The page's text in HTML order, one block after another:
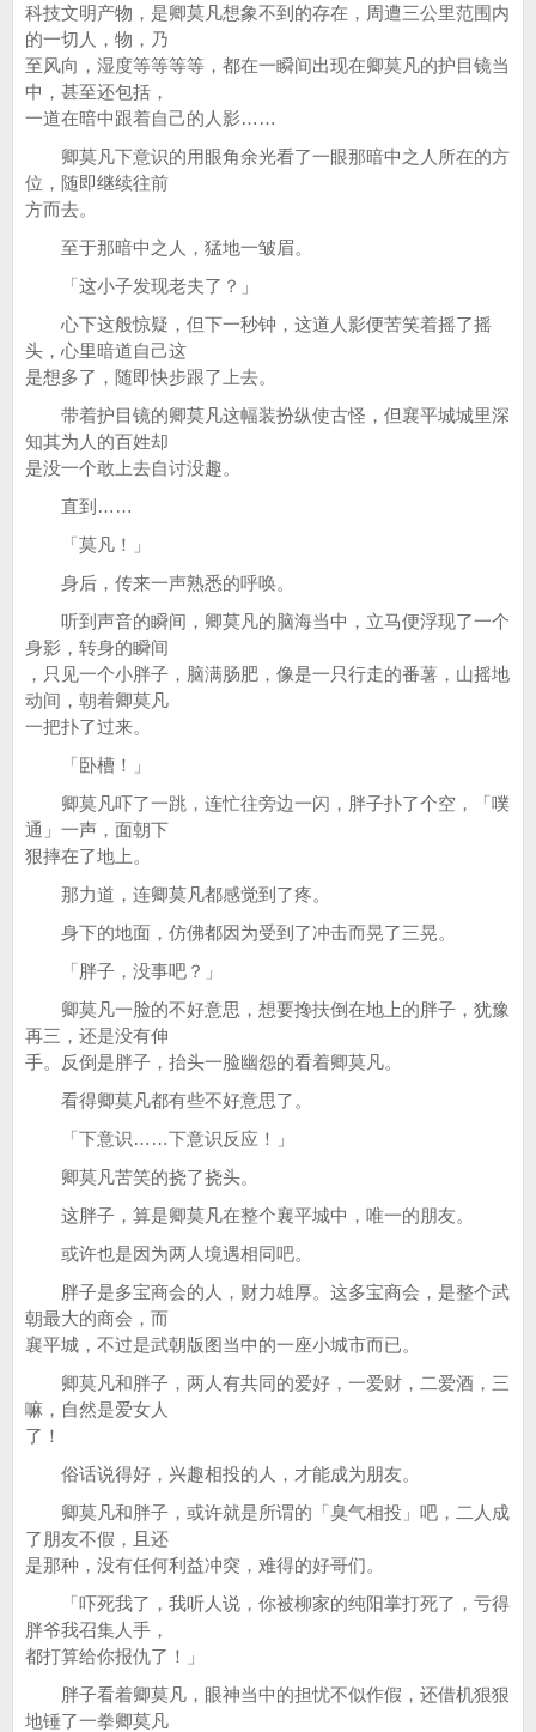
科技文明产物，是卿莫凡想象不到的存在，周遭三公里范围内
的一切人，物，乃
至风向，湿度等等等等，都在一瞬间出现在卿莫凡的护目镜当
中，甚至还包括，
一道在暗中跟着自己的人影……
卿莫凡下意识的用眼角余光看了一眼那暗中之人所在的方
位，随即继续往前
方而去。
至于那暗中之人，猛地一皱眉。
「这小子发现老夫了？」
心下这般惊疑，但下一秒钟，这道人影便苦笑着摇了摇
头，心里暗道自己这
是想多了，随即快步跟了上去。
带着护目镜的卿莫凡这幅装扮纵使古怪，但襄平城城里深
知其为人的百姓却
是没一个敢上去自讨没趣。
直到……
「莫凡！」
身后，传来一声熟悉的呼唤。
听到声音的瞬间，卿莫凡的脑海当中，立马便浮现了一个
身影，转身的瞬间
，只见一个小胖子，脑满肠肥，像是一只行走的番薯，山摇地
动间，朝着卿莫凡
一把扑了过来。
「卧槽！」
卿莫凡吓了一跳，连忙往旁边一闪，胖子扑了个空，「噗
通」一声，面朝下
狠摔在了地上。
那力道，连卿莫凡都感觉到了疼。
身下的地面，仿佛都因为受到了冲击而晃了三晃。
「胖子，没事吧？」
卿莫凡一脸的不好意思，想要搀扶倒在地上的胖子，犹豫
再三，还是没有伸
手。反倒是胖子，抬头一脸幽怨的看着卿莫凡。
看得卿莫凡都有些不好意思了。
「下意识……下意识反应！」
卿莫凡苦笑的挠了挠头。
这胖子，算是卿莫凡在整个襄平城中，唯一的朋友。
或许也是因为两人境遇相同吧。
胖子是多宝商会的人，财力雄厚。这多宝商会，是整个武
朝最大的商会，而
襄平城，不过是武朝版图当中的一座小城市而已。
卿莫凡和胖子，两人有共同的爱好，一爱财，二爱酒，三
嘛，自然是爱女人
了！
俗话说得好，兴趣相投的人，才能成为朋友。
卿莫凡和胖子，或许就是所谓的「臭气相投」吧，二人成
了朋友不假，且还
是那种，没有任何利益冲突，难得的好哥们。
「吓死我了，我听人说，你被柳家的纯阳掌打死了，亏得
胖爷我召集人手，
都打算给你报仇了！」
胖子看着卿莫凡，眼神当中的担忧不似作假，还借机狠狠
地锤了一拳卿莫凡